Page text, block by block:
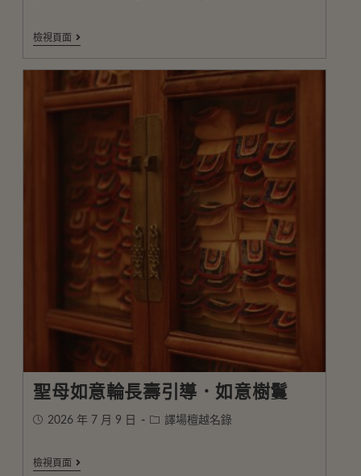
檢視頁面
聖母如意輪長壽引導．如意樹鬘
2026 年 7 月 9 日 譯場檀越名錄
檢視頁面